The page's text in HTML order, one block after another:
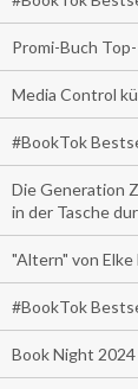
Promi-Buch
Media Control
#BookTok
Die Generation
in der Tasche
"Altern" von
#BookTok
Book Night 2024